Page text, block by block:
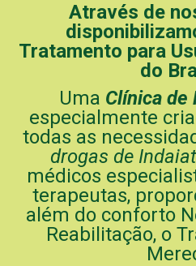
Através de
Tratamento para
do
Uma Clínica de
especialmente
todas as
drogas de
médicos
terapeutas,
além do conforto
Reabilitação, o